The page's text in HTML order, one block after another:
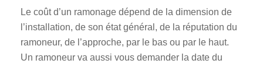
Le coût d’un ramonage dépend de la dimension de
l’installation, de son état général, de la réputation du
ramoneur, de l’approche, par le bas ou par le haut.
Un ramoneur va aussi vous demander la date du